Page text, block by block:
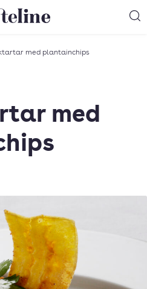
startsida
med plantainchips
med